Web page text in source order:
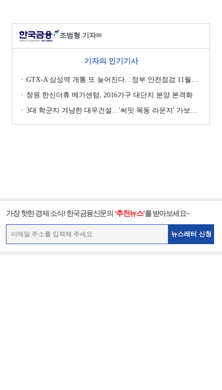
조범형 기자✉
기자의 인기기사
GTX-A 삼성역 개통 또 늦어진다…정부 안전점검 11월까지 확대
창원 한신더휴 메가센텀, 2016가구 대단지 분양 본격화
3대 학군지 겨냥한 대우건설…'써밋 목동 라운지' 가보니 [현장]
가장 핫한 경제 소식! 한국금융신문의 ‘추천뉴스’를 받아보세요~
뉴스레터 신청